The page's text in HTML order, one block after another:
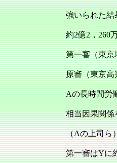
強いられた結
約2億2，260
第一審（東京
原審（東京高
Aの長時間労
相当因果関
（Aの上司ら
第一審はYに